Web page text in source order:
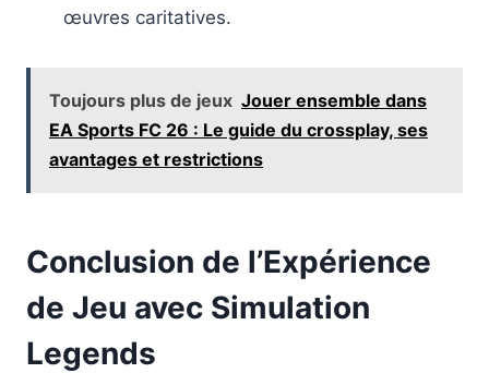
œuvres caritatives.
Toujours plus de jeux Jouer ensemble dans
EA Sports FC 26 : Le guide du crossplay, ses
avantages et restrictions
Conclusion de l’Expérience
de Jeu avec Simulation
Legends